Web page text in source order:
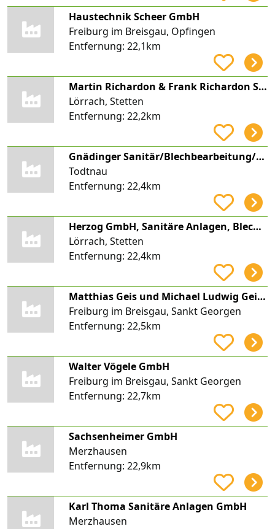
Haustechnik Scheer GmbH
Freiburg im Breisgau, Opfingen
Entfernung: 22,1km
Martin Richardon & Frank Richardon Sanitärinstallation & Blechnerei
Lörrach, Stetten
Entfernung: 22,2km
Gnädinger Sanitär/Blechbearbeitung/Solar
Todtnau
Entfernung: 22,4km
Herzog GmbH, Sanitäre Anlagen, Blechnerei
Lörrach, Stetten
Entfernung: 22,4km
Matthias Geis und Michael Ludwig Geis, Elektrotechnik, mmGeis Handwerk
Freiburg im Breisgau, Sankt Georgen
Entfernung: 22,5km
Walter Vögele GmbH
Freiburg im Breisgau, Sankt Georgen
Entfernung: 22,7km
Sachsenheimer GmbH
Merzhausen
Entfernung: 22,9km
Karl Thoma Sanitäre Anlagen GmbH
Merzhausen